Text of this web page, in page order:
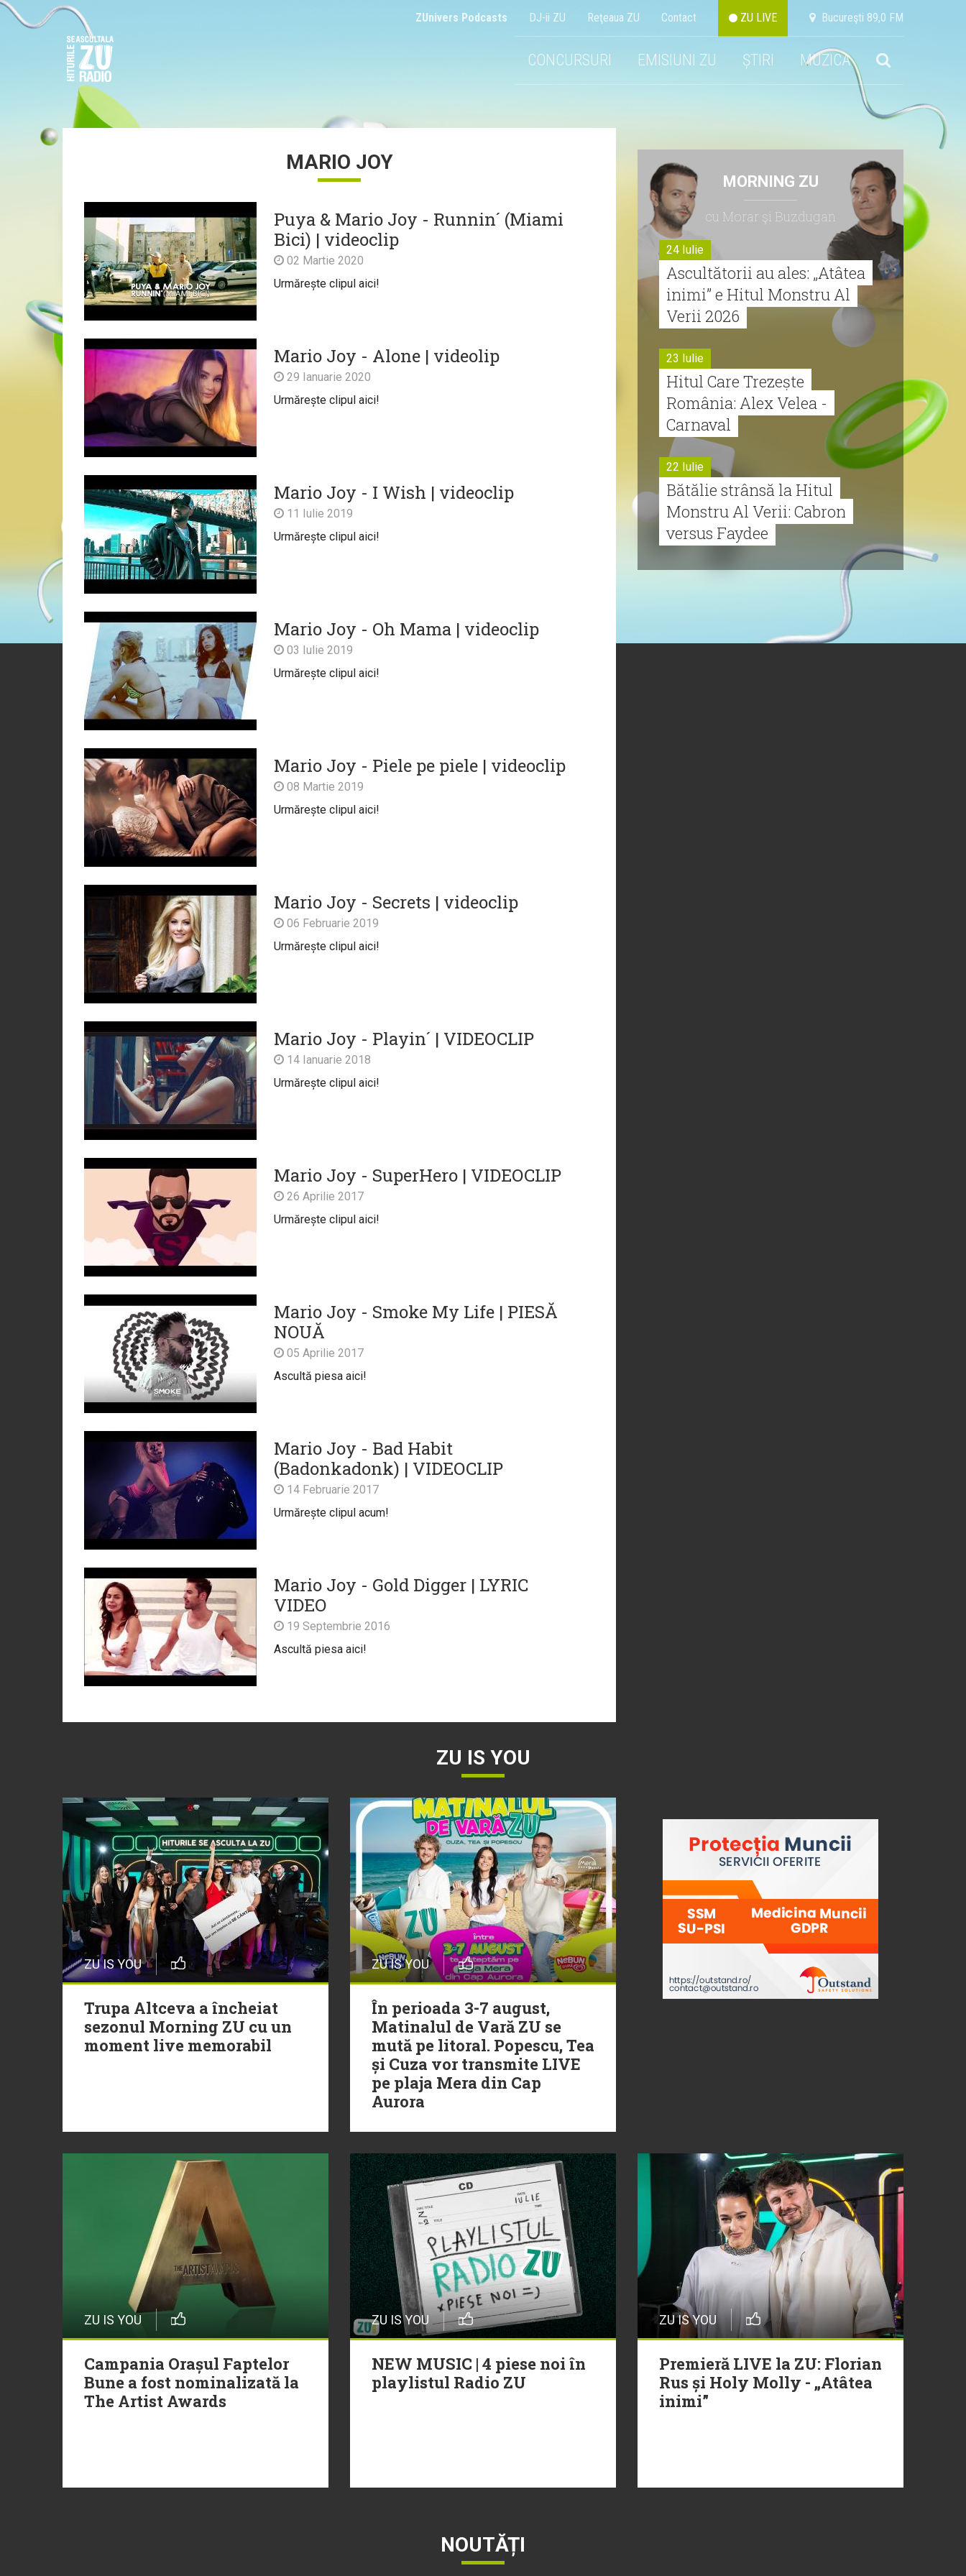
ZUnivers Podcasts DJ-ii ZU Reţeaua ZU Contact ZU LIVE Bucureşti 89,0 FM
CONCURSURI EMISIUNI ZU ȘTIRI MUZICA
MARIO JOY
Puya & Mario Joy - Runnin´ (Miami
Bici) | videoclip
02 Martie 2020
Urmărește clipul aici!
Mario Joy - Alone | videolip
29 Ianuarie 2020
Urmărește clipul aici!
Mario Joy - I Wish | videoclip
11 Iulie 2019
Urmărește clipul aici!
Mario Joy - Oh Mama | videoclip
03 Iulie 2019
Urmărește clipul aici!
Mario Joy - Piele pe piele | videoclip
08 Martie 2019
Urmărește clipul aici!
Mario Joy - Secrets | videoclip
06 Februarie 2019
Urmărește clipul aici!
Mario Joy - Playin´ | VIDEOCLIP
14 Ianuarie 2018
Urmărește clipul aici!
Mario Joy - SuperHero | VIDEOCLIP
26 Aprilie 2017
Urmărește clipul aici!
Mario Joy - Smoke My Life | PIESĂ
NOUĂ
05 Aprilie 2017
Ascultă piesa aici!
Mario Joy - Bad Habit
(Badonkadonk) | VIDEOCLIP
14 Februarie 2017
Urmărește clipul acum!
Mario Joy - Gold Digger | LYRIC
VIDEO
19 Septembrie 2016
Ascultă piesa aici!
MORNING ZU
cu Morar şi Buzdugan
24 Iulie
Ascultătorii au ales: „Atâtea
inimi” e Hitul Monstru Al
Verii 2026
23 Iulie
Hitul Care Trezește
România: Alex Velea -
Carnaval
22 Iulie
Bătălie strânsă la Hitul
Monstru Al Verii: Cabron
versus Faydee
Monstru al Verii
ZU IS YOU
ZU IS YOU
Trupa Altceva a încheiat
sezonul Morning ZU cu un
moment live memorabil
ZU IS YOU
În perioada 3-7 august,
Matinalul de Vară ZU se
mută pe litoral. Popescu, Tea
și Cuza vor transmite LIVE
pe plaja Mera din Cap
Aurora
ZU IS YOU
Campania Orașul Faptelor
Bune a fost nominalizată la
The Artist Awards
ZU IS YOU
NEW MUSIC | 4 piese noi în
playlistul Radio ZU
ZU IS YOU
Premieră LIVE la ZU: Florian
Rus și Holy Molly - „Atâtea
inimi”
NOUTĂȚI